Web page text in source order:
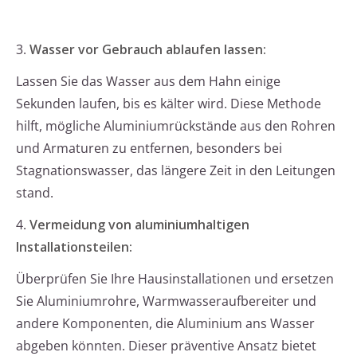
3. Wasser vor Gebrauch ablaufen lassen:
Lassen Sie das Wasser aus dem Hahn einige
Sekunden laufen, bis es kälter wird. Diese Methode
hilft, mögliche Aluminiumrückstände aus den Rohren
und Armaturen zu entfernen, besonders bei
Stagnationswasser, das längere Zeit in den Leitungen
stand.
4. Vermeidung von aluminiumhaltigen
Installationsteilen:
Überprüfen Sie Ihre Hausinstallationen und ersetzen
Sie Aluminiumrohre, Warmwasseraufbereiter und
andere Komponenten, die Aluminium ans Wasser
abgeben könnten. Dieser präventive Ansatz bietet